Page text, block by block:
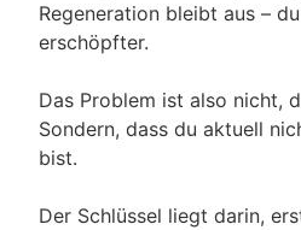
Regeneration bleibt aus –
erschöpfter.
Das Problem ist also nicht,
Sondern, dass du aktuell
bist.
Der Schlüssel liegt darin,